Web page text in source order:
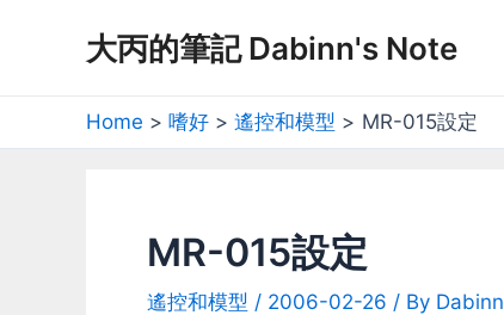
大丙的筆記 Dabinn's Note
Home 嗜好 遙控和模型 MR-015設定
MR-015設定
遙控和模型 / 2006-02-26 / By Dabinn